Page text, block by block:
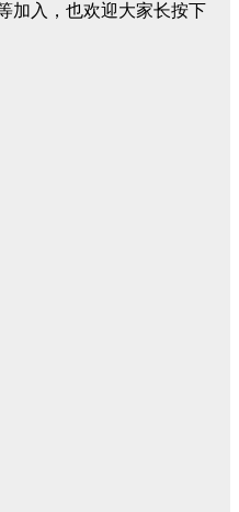
加入，也欢迎大家长按下